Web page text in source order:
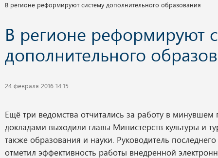
В регионе реформируют систему дополнительного образования
В регионе реформируют
дополнительного
24 февраля 2016 14:15
Ещё три ведомства отчитались за работу в минувшем
докладами выходили главы Министерств культуры и
также образования и науки. Руководитель
отметил эффективность работы внедренной